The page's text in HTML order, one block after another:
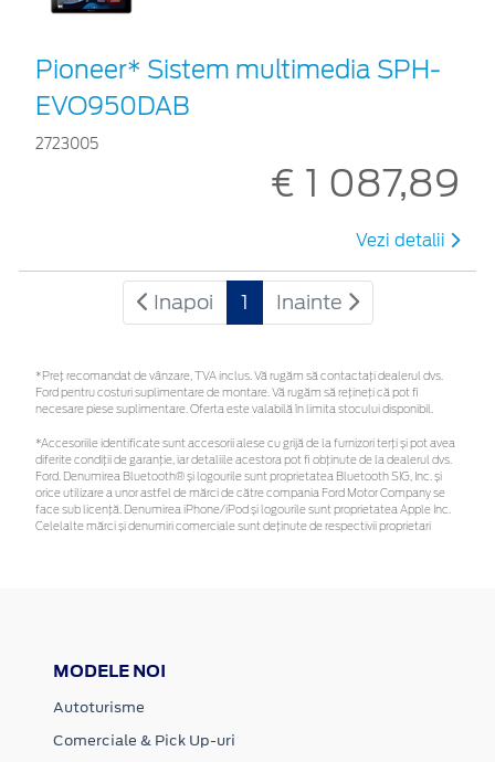
Pioneer* Sistem multimedia SPH-
EVO950DAB
2723005
€ 1 087,89
Vezi detalii
Inapoi 1 Inainte
*Preţ recomandat de vânzare, TVA inclus. Vă rugăm să contactaţi dealerul dvs.
Ford pentru costuri suplimentare de montare. Vă rugăm să rețineți că pot fi
necesare piese suplimentare. Oferta este valabilă în limita stocului disponibil.
*Accesoriile identificate sunt accesorii alese cu grijă de la furnizori terți și pot avea
diferite condiții de garanție, iar detaliile acestora pot fi obținute de la dealerul dvs.
Ford. Denumirea Bluetooth® și logourile sunt proprietatea Bluetooth SIG, Inc. și
orice utilizare a unor astfel de mărci de către compania Ford Motor Company se
face sub licență. Denumirea iPhone/iPod și logourile sunt proprietatea Apple Inc.
Celelalte mărci și denumiri comerciale sunt deținute de respectivii proprietari
MODELE NOI
Autoturisme
Comerciale & Pick Up-uri